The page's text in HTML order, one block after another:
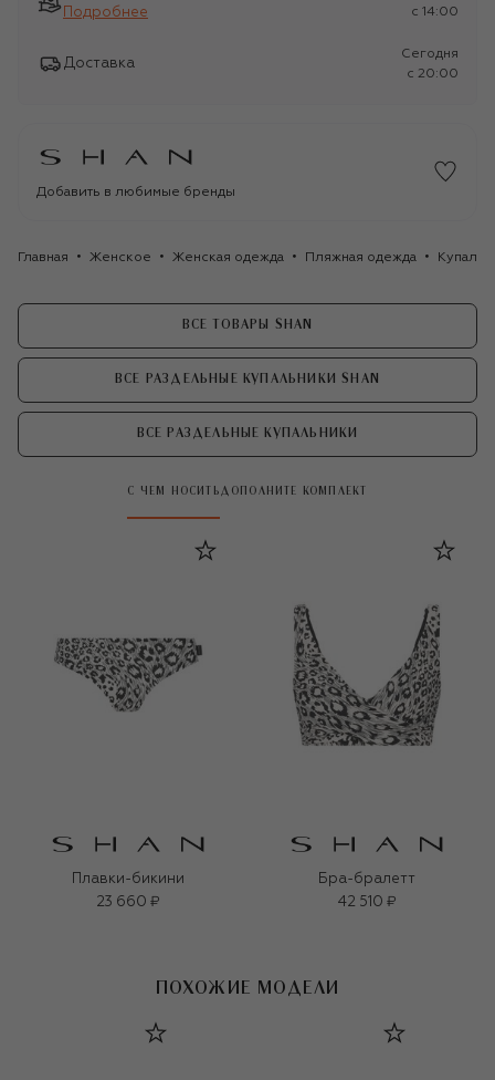
Подробнее
c 14:00
Доставка
Сегодня
c 20:00
Добавить в любимые бренды
Главная Женское Женская одежда Пляжная одежда
ВСЕ ТОВАРЫ SHAN
ВСЕ РАЗДЕЛЬНЫЕ КУПАЛЬНИКИ SHAN
ВСЕ РАЗДЕЛЬНЫЕ КУПАЛЬНИКИ
С ЧЕМ НОСИТЬ ДОПОЛНИТЕ КОМПЛЕКТ
Плавки-бикини
23 660 ₽
Бра-бралетт
42 510 ₽
ПОХОЖИЕ МОДЕЛИ